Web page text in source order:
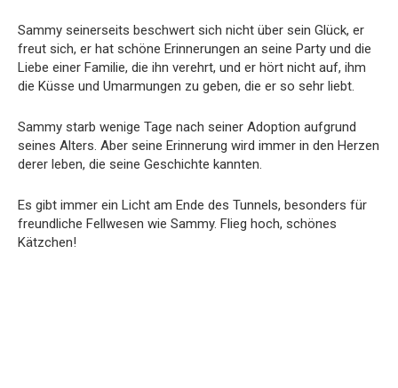
Sammy seinerseits beschwert sich nicht über sein Glück, er
freut sich, er hat schöne Erinnerungen an seine Party und die
Liebe einer Familie, die ihn verehrt, und er hört nicht auf, ihm
die Küsse und Umarmungen zu geben, die er so sehr liebt.
Sammy starb wenige Tage nach seiner Adoption aufgrund
seines Alters. Aber seine Erinnerung wird immer in den Herzen
derer leben, die seine Geschichte kannten.
Es gibt immer ein Licht am Ende des Tunnels, besonders für
freundliche Fellwesen wie Sammy. Flieg hoch, schönes
Kätzchen!